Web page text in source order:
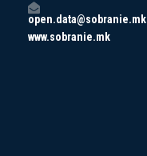
open.data@sobranie.mk
www.sobranie.mk